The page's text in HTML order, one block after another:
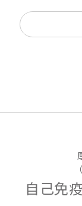
自己免